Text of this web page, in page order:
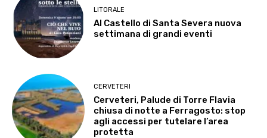
LITORALE
Al Castello di Santa Severa nuova
settimana di grandi eventi
CERVETERI
Cerveteri, Palude di Torre Flavia
chiusa di notte a Ferragosto: stop
agli accessi per tutelare l’area
protetta